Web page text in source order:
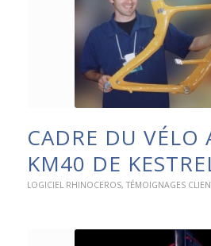
CADRE DU VÉLO
KM40 DE
LOGICIEL RHINOCEROS, TÉMOIGNAGES